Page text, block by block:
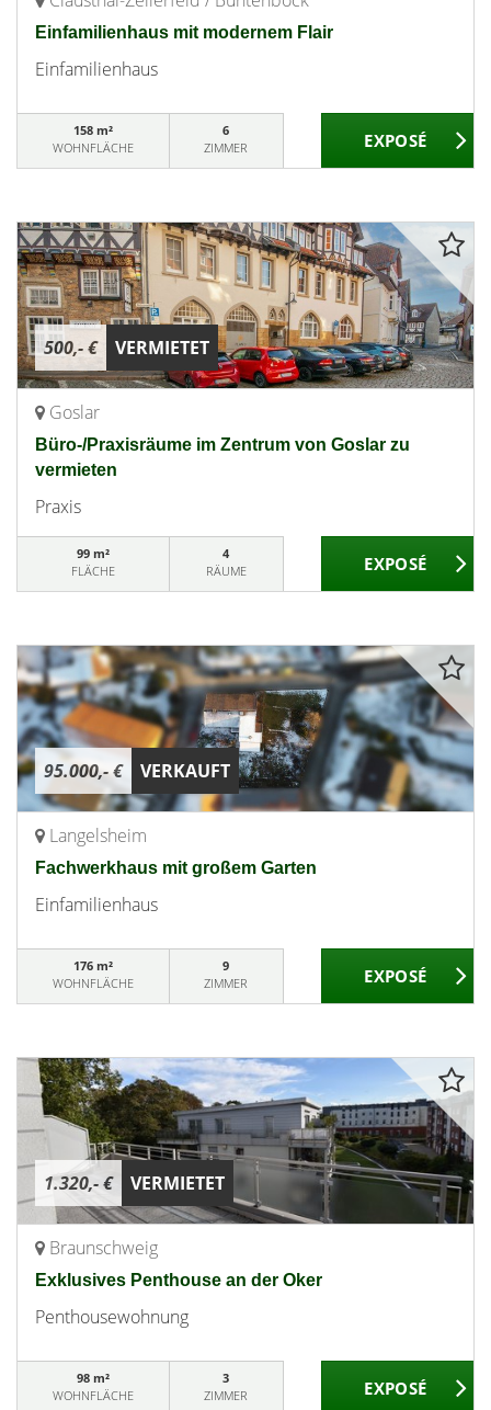
Einfamilienhaus mit modernem Flair
Einfamilienhaus
158 m²
WOHNFLÄCHE
6
ZIMMER
500,- € VERMIETET
Goslar
Büro-/Praxisräume im Zentrum von Goslar zu
vermieten
Praxis
99 m²
FLÄCHE
4
RÄUME
95.000,- € VERKAUFT
Langelsheim
Fachwerkhaus mit großem Garten
Einfamilienhaus
176 m²
WOHNFLÄCHE
9
ZIMMER
1.320,- € VERMIETET
Braunschweig
Exklusives Penthouse an der Oker
Penthousewohnung
98 m²
WOHNFLÄCHE
3
ZIMMER